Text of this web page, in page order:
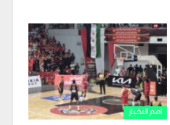
اهم الاخبار